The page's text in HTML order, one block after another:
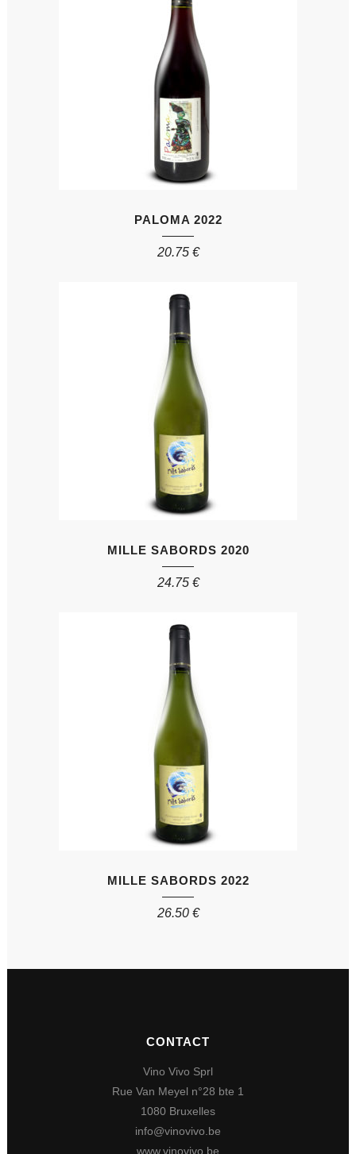
PALOMA 2022
20.75 €
MILLE SABORDS 2020
24.75 €
MILLE SABORDS 2022
26.50 €
CONTACT
Vino Vivo Sprl
Rue Van Meyel n°28 bte 1
1080 Bruxelles
info@vinovivo.be
www.vinovivo.be